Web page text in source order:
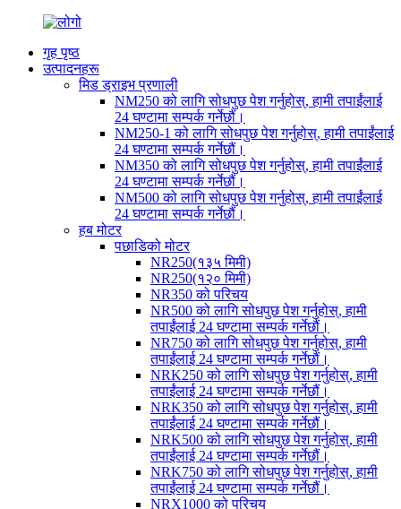
गृह पृष्ठ
उत्पादनहरू
मिड ड्राइभ प्रणाली
NM250 को लागि सोधपुछ पेश गर्नुहोस्, हामी तपाईंलाई
24 घण्टामा सम्पर्क गर्नेछौं।
NM250-1 को लागि सोधपुछ पेश गर्नुहोस्, हामी तपाईंलाई
24 घण्टामा सम्पर्क गर्नेछौं।
NM350 को लागि सोधपुछ पेश गर्नुहोस्, हामी तपाईंलाई
24 घण्टामा सम्पर्क गर्नेछौं।
NM500 को लागि सोधपुछ पेश गर्नुहोस्, हामी तपाईंलाई
24 घण्टामा सम्पर्क गर्नेछौं।
हब मोटर
पछाडिको मोटर
NR250(१३५ मिमी)
NR250(१२० मिमी)
NR350 को परिचय
NR500 को लागि सोधपुछ पेश गर्नुहोस्, हामी
तपाईंलाई 24 घण्टामा सम्पर्क गर्नेछौं।
NR750 को लागि सोधपुछ पेश गर्नुहोस्, हामी
तपाईंलाई 24 घण्टामा सम्पर्क गर्नेछौं।
NRK250 को लागि सोधपुछ पेश गर्नुहोस्, हामी
तपाईंलाई 24 घण्टामा सम्पर्क गर्नेछौं।
NRK350 को लागि सोधपुछ पेश गर्नुहोस्, हामी
तपाईंलाई 24 घण्टामा सम्पर्क गर्नेछौं।
NRK500 को लागि सोधपुछ पेश गर्नुहोस्, हामी
तपाईंलाई 24 घण्टामा सम्पर्क गर्नेछौं।
NRK750 को लागि सोधपुछ पेश गर्नुहोस्, हामी
तपाईंलाई 24 घण्टामा सम्पर्क गर्नेछौं।
NRX1000 को परिचय